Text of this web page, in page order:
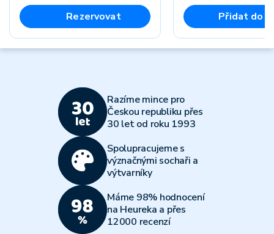
Rezervovat Přidat do
Razíme mince pro
Českou republiku přes
30 let od roku 1993
Spolupracujeme s
význačnými sochaři a
výtvarníky
Máme 98% hodnocení
na Heureka a přes
12000 recenzí